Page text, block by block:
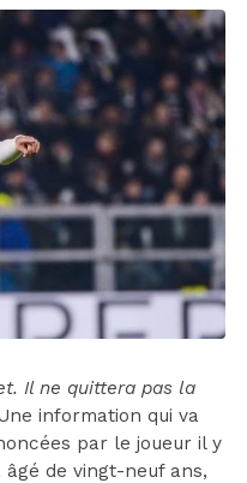
Il ne quittera pas la
information qui va
par le joueur il y
de vingt-neuf ans,